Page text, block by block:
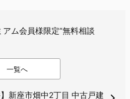
ム会員様限定”無料相談
一覧へ
】新座市畑中2丁目 中古戸建